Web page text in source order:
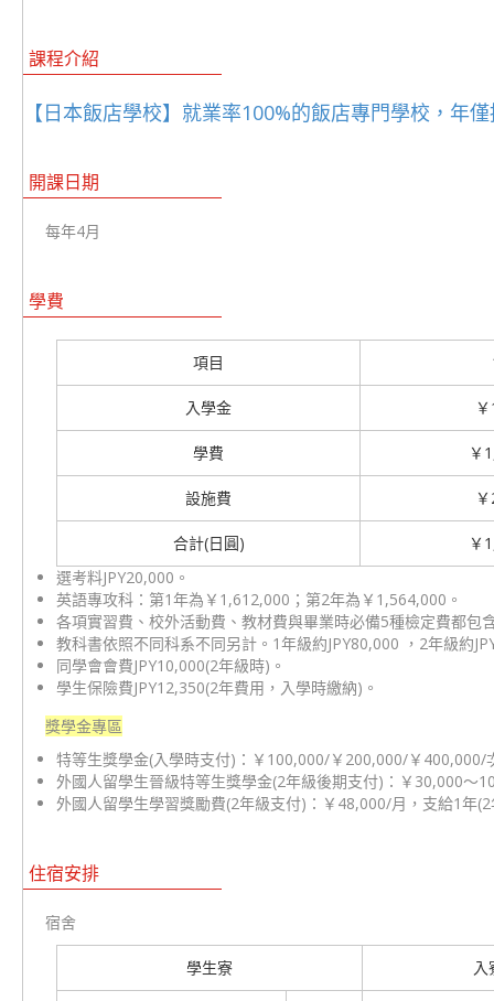
課程介紹
【日本飯店學校】就業率100%的飯店專門學校，年
開課日期
每年4月
學費
項目
入學金
學費 ￥
設施費
合計(日圓)
￥
選考料JPY20,000。
英語專攻科：第1年為￥1,612,000；第2年為￥1,564,000。
各項實習費、校外活動費、教材費與畢業時必備5種檢定費都包
教科書依照不同科系不同另計。1年級約JPY80,000 ，2年級約
同學會會費JPY10,000(2年級時)。
學生保險費JPY12,350(2年費用，入學時繳納)。
獎學金專區
特等生獎學金(入學時支付)：￥100,000/￥200,000/￥400,000/
外國人留學生晉級特等生獎學金(2年級後期支付)：￥30,000～
外國人留學生學習獎勵費(2年級支付)：￥48,000/月，支給1年
住宿安排
宿舍
學生寮